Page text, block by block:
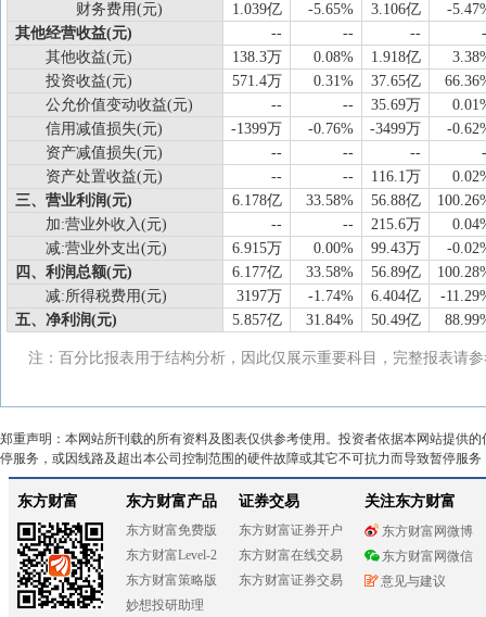
财务费用(元)
1.039亿 -5.65% 3.106亿
-
其他经营收益(元)
-- -- --
其他收益(元)
138.3万 0.08% 1.918亿
投资收益(元)
571.4万 0.31% 37.65亿
公允价值变动收益(元)
-- -- 35.69万
信用减值损失(元)
-1399万 -0.76% -3499万
-
资产减值损失(元)
-- -- --
资产处置收益(元)
-- -- 116.1万
三、营业利润(元)
6.178亿 33.58% 56.88亿
加:营业外收入(元)
-- -- 215.6万
减:营业外支出(元)
6.915万 0.00% 99.43万
-
四、利润总额(元)
6.177亿 33.58% 56.89亿
减:所得税费用(元)
3197万 -1.74% 6.404亿
-
五、净利润(元)
5.857亿 31.84% 50.49亿
注：百分比报表用于结构分析，因此仅展示重要科目，完整报表请
郑重声明：本网站所刊载的所有资料及图表仅供参考使用。投资者依据本网站提供
停服务，或因线路及超出本公司控制范围的硬件故障或其它不可抗力而导致暂停服